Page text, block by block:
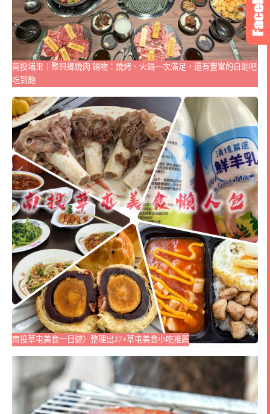
南投埔里｜聚貝鄉燒肉 鍋物：燒烤、火鍋一次滿足，還有豐富的自助吧
吃到飽
南投草屯美食一日遊〉整理出27+草屯美食小吃推薦